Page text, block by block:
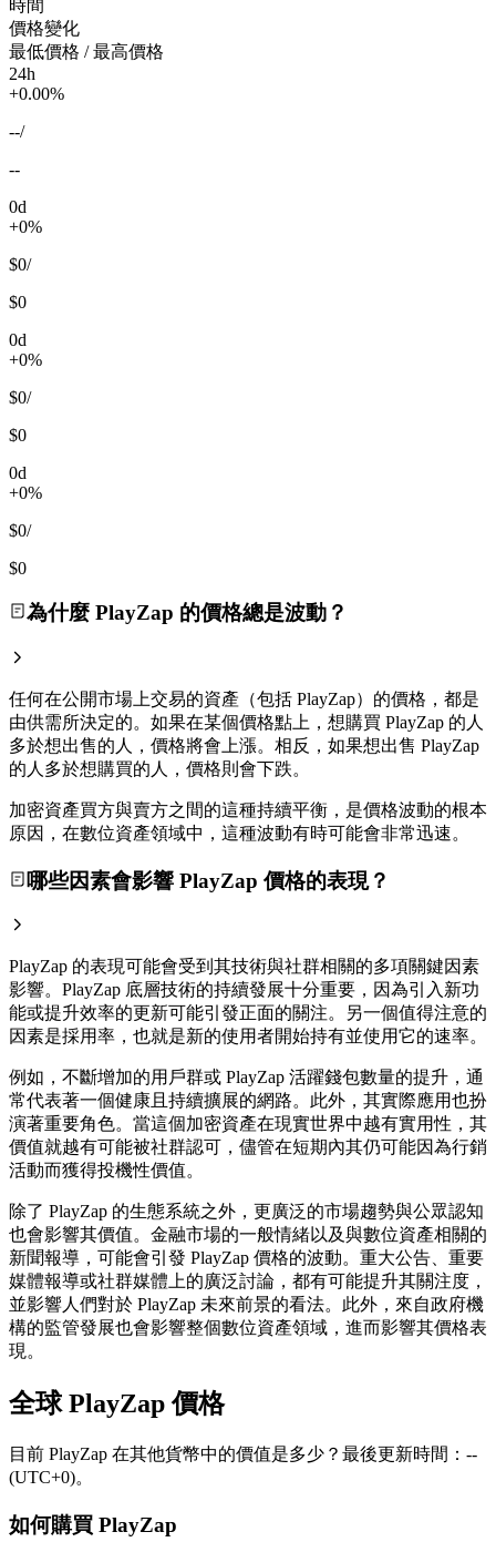
時間
價格變化
最低價格 / 最高價格
24h
+0.00%
--/
--
0d
+0%
$0/
$0
0d
+0%
$0/
$0
0d
+0%
$0/
$0
為什麼 PlayZap 的價格總是波動？
任何在公開市場上交易的資產（包括 PlayZap）的價格，都是
由供需所決定的。如果在某個價格點上，想購買 PlayZap 的人
多於想出售的人，價格將會上漲。相反，如果想出售 PlayZap
的人多於想購買的人，價格則會下跌。
加密資產買方與賣方之間的這種持續平衡，是價格波動的根本
原因，在數位資產領域中，這種波動有時可能會非常迅速。
哪些因素會影響 PlayZap 價格的表現？
PlayZap 的表現可能會受到其技術與社群相關的多項關鍵因素
影響。PlayZap 底層技術的持續發展十分重要，因為引入新功
能或提升效率的更新可能引發正面的關注。另一個值得注意的
因素是採用率，也就是新的使用者開始持有並使用它的速率。
例如，不斷增加的用戶群或 PlayZap 活躍錢包數量的提升，通
常代表著一個健康且持續擴展的網路。此外，其實際應用也扮
演著重要角色。當這個加密資產在現實世界中越有實用性，其
價值就越有可能被社群認可，儘管在短期內其仍可能因為行銷
活動而獲得投機性價值。
除了 PlayZap 的生態系統之外，更廣泛的市場趨勢與公眾認知
也會影響其價值。金融市場的一般情緒以及與數位資產相關的
新聞報導，可能會引發 PlayZap 價格的波動。重大公告、重要
媒體報導或社群媒體上的廣泛討論，都有可能提升其關注度，
並影響人們對於 PlayZap 未來前景的看法。此外，來自政府機
構的監管發展也會影響整個數位資產領域，進而影響其價格表
現。
全球 PlayZap 價格
目前 PlayZap 在其他貨幣中的價值是多少？最後更新時間：--
(UTC+0)。
如何購買 PlayZap